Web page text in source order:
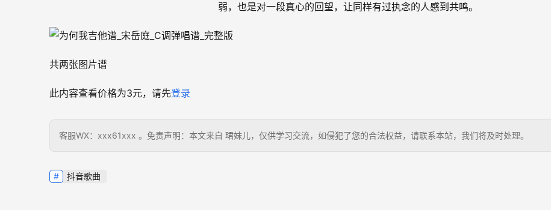
弱，也是对一段真心的回望，让同样有过执念的人感到共鸣。
共两张图片谱
此内容查看价格为3元，请先登录
客服WX：xxx61xxx 。免责声明：本文来自 珺妹儿，仅供学习交流，如侵犯了您的合法权益，请联系本站，我们将及时处理。
抖音歌曲